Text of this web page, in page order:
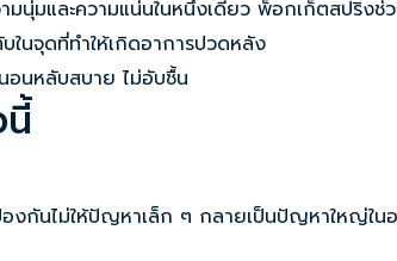
มนุ่มและความแน่นในหนึ่งเดียว พ็อกเก็ตสปริง
ในจุดที่ทำให้เกิดอาการปวดหลัง
อนหลับสบาย ไม่อับชื้น
งกันไม่ให้ปัญหาเล็ก ๆ กลายเป็นปัญหาใหญ่ใน